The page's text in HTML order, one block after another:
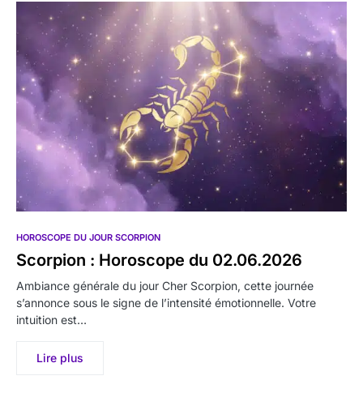
HOROSCOPE DU JOUR SCORPION
Scorpion : Horoscope du 02.06.2026
Ambiance générale du jour Cher Scorpion, cette journée
s’annonce sous le signe de l’intensité émotionnelle. Votre
intuition est…
Lire plus